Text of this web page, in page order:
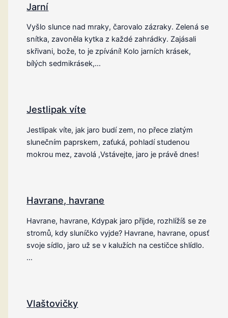
Jarní
Vyšlo slunce nad mraky, čarovalo zázraky. Zelená se
snítka, zavoněla kytka z každé zahrádky. Zajásali
skřivani, bože, to je zpívání! Kolo jarních krásek,
bílých sedmikrásek,…
Jestlipak víte
Jestlipak víte, jak jaro budí zem, no přece zlatým
slunečním paprskem, zaťuká, pohladí studenou
mokrou mez, zavolá ,Vstávejte, jaro je právě dnes!
Havrane, havrane
Havrane, havrane, Kdypak jaro přijde, rozhlížíš se ze
stromů, kdy sluníčko vyjde? Havrane, havrane, opusť
svoje sídlo, jaro už se v kalužích na cestičce shlídlo.
…
Vlaštovičky